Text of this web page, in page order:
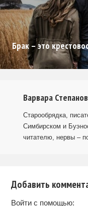
Брак – это
Варвара
Старообрядка,
Симбирском и
читателю, нервы –
Добавить
Войти с помощью: